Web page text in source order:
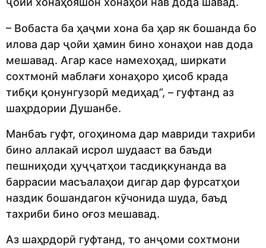
– Вобаста ба ҳаҷми хона ба ҳар як бошанда бо
илова дар ҷойи ҳамин бино хонаҳои нав дода
мешавад. Агар касе намехоҳад, ширкати
сохтмонӣ маблағи хонаҳоро ҳисоб крада
тибқи қонунгузорӣ медиҳад”, – гуфтанд аз
шаҳрдории Душанбе.
Манбаъ гуфт, огоҳинома дар мавриди тахриби
бино аллакай исрол шудааст ва баъди
пешниҳоди ҳуҷҷатҳои тасдиқкунанда ва
баррасии масъалаҳои дигар дар фурсатҳои
наздик бошандагон кӯчонида шуда, баъд
тахриби бино оғоз мешавад.
Аз шаҳрдорӣ гуфтанд, то анҷоми сохтмони